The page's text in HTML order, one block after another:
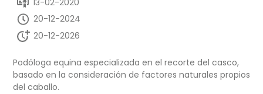
20-12-2024
20-12-2026
Podóloga equina especializada en el recorte del casco,
basado en la consideración de factores naturales propios
del caballo.